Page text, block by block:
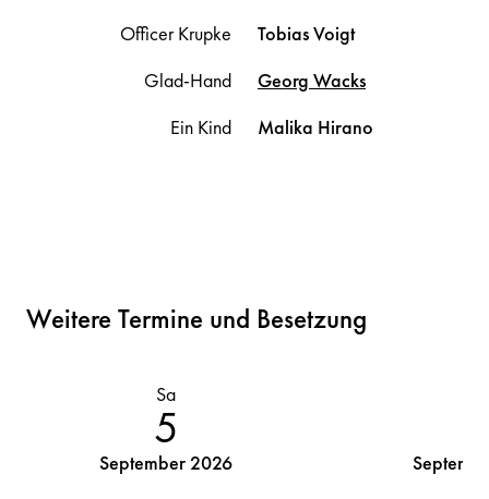
Officer Krupke
TobiasVoigt
Glad-Hand
Georg Wacks
Ein Kind
Malika Hirano
Weitere Termine und Besetzung
Sa
5
September 2026